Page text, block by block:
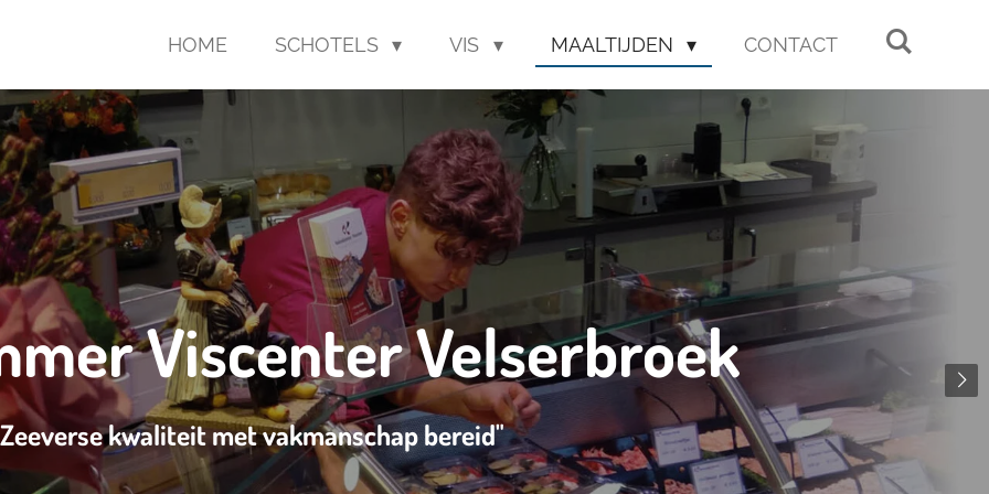
HOME SCHOTELS VIS MAALTIJDEN CONTACT
Viscenter Velserbroek
kwaliteit met vakmanschap bereid"